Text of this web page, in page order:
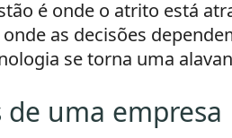
é onde o atrito está
as decisões
se torna uma
uma empresa